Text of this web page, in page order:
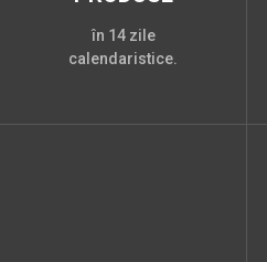
în 14 zile
calendaristice.